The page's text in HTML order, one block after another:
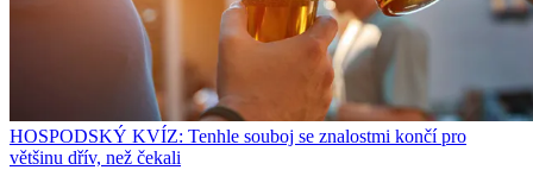
HOSPODSKÝ KVÍZ: Tenhle souboj se znalostmi končí pro
většinu dřív, než čekali